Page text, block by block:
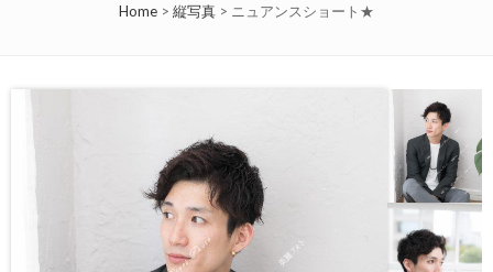
Home > 縦写真 > ニュアンスショート★